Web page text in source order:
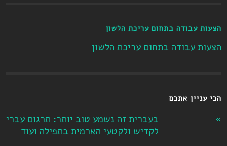
הצעות עבודה בתחום עריכת הלשון
הצעות עבודה בתחום עריכת הלשון
הכי עניין אתכם
בעברית זה נשמע טוב יותר: תרגום עברי
לקדיש ולקטעי הארמית בתפילה ועוד